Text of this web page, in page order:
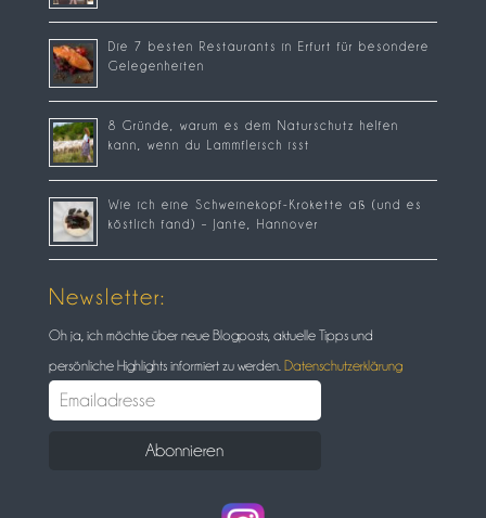
Die 7 besten Restaurants in Erfurt für besondere
Gelegenheiten
8 Gründe, warum es dem Naturschutz helfen
kann, wenn du Lammfleisch isst
Wie ich eine Schweinekopf-Krokette aß (und es
köstlich fand) – Jante, Hannover
Newsletter:
Oh ja, ich möchte über neue Blogposts, aktuelle Tipps und
persönliche Highlights informiert zu werden. Datenschutzerklärung